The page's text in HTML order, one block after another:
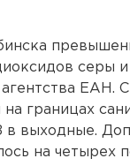
серы и
ЕАН.
границах
выходные.
на четырех